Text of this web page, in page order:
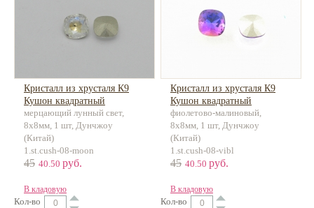
Кристалл из хрусталя К9
Кушон квадратный
мерцающий лунный свет,
8х8мм, 1 шт, Дунчжоу
(Китай)
1.st.cush-08-moon
45 40.50 руб.
В кладовую
Кол-во
Кристалл из хрусталя К9
Кушон квадратный
фиолетово-малиновый,
8х8мм, 1 шт, Дунчжоу
(Китай)
1.st.cush-08-vibl
45 40.50 руб.
В кладовую
Кол-во